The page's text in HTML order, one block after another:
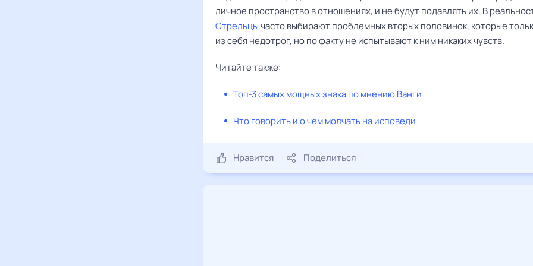
личное пространство в отношениях, и не будут подавлять их. В
Стрельцычасто выбирают проблемных вторых половинок, которые
из себя недотрог, но по факту не испытывают к ним никаких чувств.
Читайте также:
Топ-3 самых мощных знака по мнению Ванги
Что говорить и о чем молчать на исповеди
Нравится Поделиться